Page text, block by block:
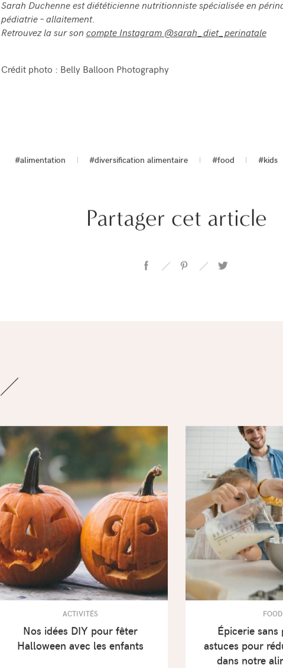
Sarah Duchenne est diététicienne nutritionniste spécialisée en
pédiatrie – allaitement.
Retrouvez la sur soncompte Instagram @sarah_diet_perinatale
Crédit photo : Belly Balloon Photography
#alimentation #diversification alimentaire #food #kids
Partager cet article
ACTIVITÉS
Nos idées DIY pour fêter
Halloween avec les enfants
FOOD
Épicerie
astuces pour
dans notre